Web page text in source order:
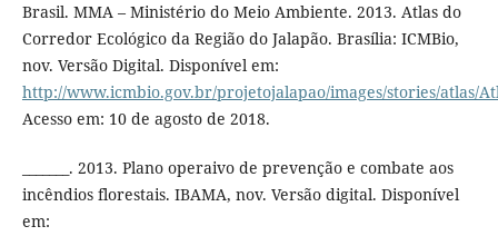
Brasil. MMA – Ministério do Meio Ambiente. 2013. Atlas do
Corredor Ecológico da Região do Jalapão. Brasília: ICMBio,
nov. Versão Digital. Disponível em:
http://www.icmbio.gov.br/projetojalapao/images/stories/atlas/
Acesso em: 10 de agosto de 2018.
_______. 2013. Plano operaivo de prevenção e combate aos
incêndios florestais. IBAMA, nov. Versão digital. Disponível
em: